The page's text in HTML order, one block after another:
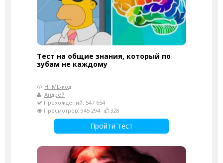
Тест на общие знания, который по
зубам не каждому
HTML-код
Андрей
Прохождений: 547 654
Просмотров: 945 294
328
Пройти тест